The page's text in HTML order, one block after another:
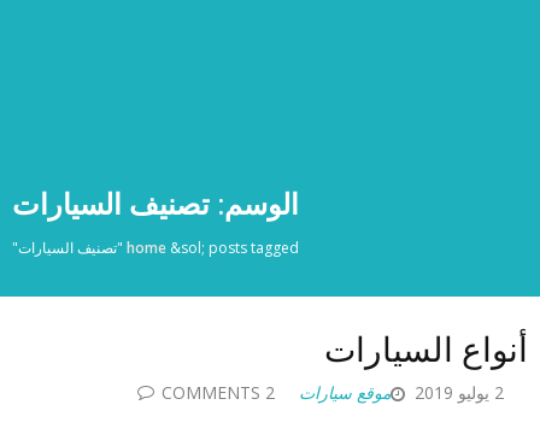
الوسم: تصنيف السيارات
home &sol; posts tagged "تصنيف السيارات"
أنواع السيارات
2 يوليو 2019 موقع سيارات 2 COMMENTS